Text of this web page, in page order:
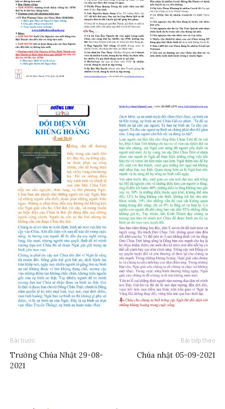
Bài trước
Trường Chúa Nhật 29-08-
2021
Bài tiếp theo
Chúa nhật 05-09-2021